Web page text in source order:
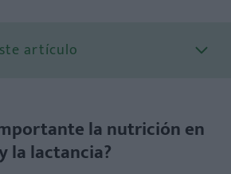
artículo
la nutrición en
la lactancia?